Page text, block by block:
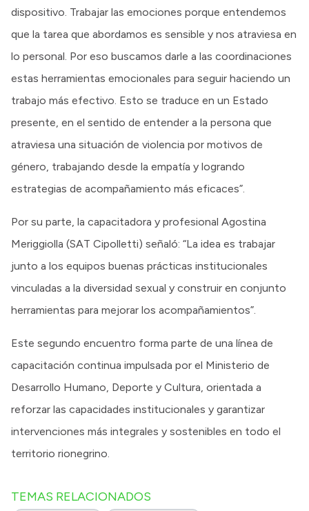
dispositivo. Trabajar las emociones porque entendemos
que la tarea que abordamos es sensible y nos atraviesa en
lo personal. Por eso buscamos darle a las coordinaciones
estas herramientas emocionales para seguir haciendo un
trabajo más efectivo. Esto se traduce en un Estado
presente, en el sentido de entender a la persona que
atraviesa una situación de violencia por motivos de
género, trabajando desde la empatía y logrando
estrategias de acompañamiento más eficaces”.
Por su parte, la capacitadora y profesional Agostina
Meriggiolla (SAT Cipolletti) señaló: “La idea es trabajar
junto a los equipos buenas prácticas institucionales
vinculadas a la diversidad sexual y construir en conjunto
herramientas para mejorar los acompañamientos”.
Este segundo encuentro forma parte de una línea de
capacitación continua impulsada por el Ministerio de
Desarrollo Humano, Deporte y Cultura, orientada a
reforzar las capacidades institucionales y garantizar
intervenciones más integrales y sostenibles en todo el
territorio rionegrino.
TEMAS RELACIONADOS